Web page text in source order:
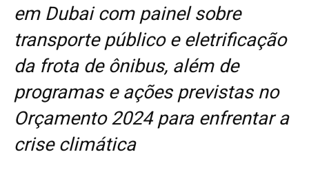
em Dubai com painel sobre
transporte público e eletrificação
da frota de ônibus, além de
programas e ações previstas no
Orçamento 2024 para enfrentar a
crise climática